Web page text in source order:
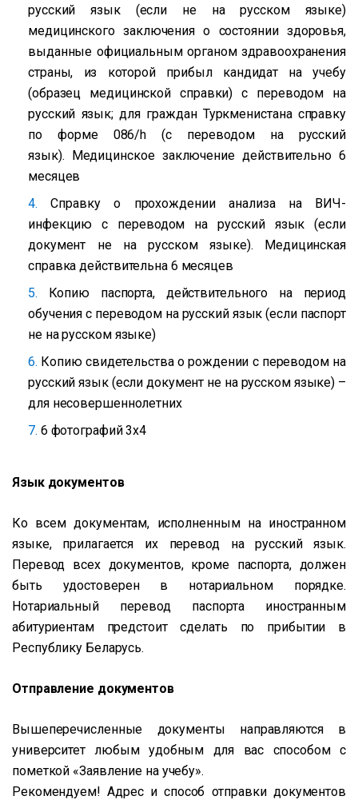
русский язык (если не на русском языке)
медицинского заключения о состоянии здоровья,
выданные официальным органом здравоохранения
страны, из которой прибыл кандидат на учебу
(образец медицинской справки) с переводом на
русский язык; для граждан Туркменистана справку
по форме 086/h (с переводом на русский
язык). Медицинское заключение действительно 6
месяцев
Справку о прохождении анализа на ВИЧ-
инфекцию с переводом на русский язык (если
документ не на русском языке). Медицинская
справка действительна 6 месяцев
Копию паспорта, действительного на период
обучения с переводом на русский язык (если паспорт
не на русском языке)
Копию свидетельства о рождении с переводом на
русский язык (если документ не на русском языке) –
для несовершеннолетних
6 фотографий 3х4
Язык документов
Ко всем документам, исполненным на иностранном
языке, прилагается их перевод на русский язык.
Перевод всех документов, кроме паспорта, должен
быть удостоверен в нотариальном порядке.
Нотариальный перевод паспорта иностранным
абитуриентам предстоит сделать по прибытии в
Республику Беларусь.
Отправление документов
Вышеперечисленные документы направляются в
университет любым удобным для вас способом с
пометкой «Заявление на учебу».
Рекомендуем! Адрес и способ отправки документов